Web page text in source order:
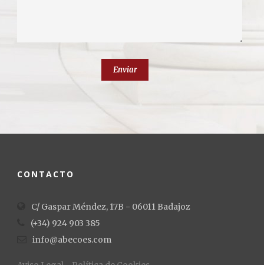
CONTACTO
C/ Gaspar Méndez, 17B - 06011 Badajoz
(+34) 924 903 385
info@abecoes.com